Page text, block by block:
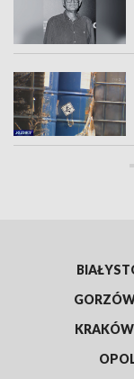
KRAKÓW